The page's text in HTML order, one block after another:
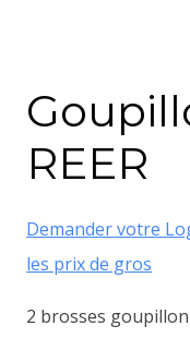
REER
Demander votre
les prix de gros
2 brosses